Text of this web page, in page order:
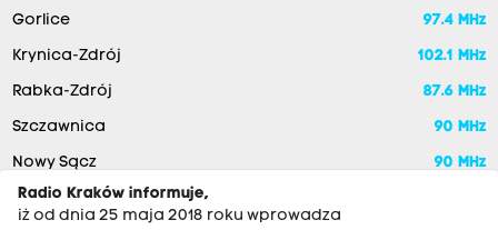
Gorlice 97.4 MHz
Krynica-Zdrój 102.1 MHz
Rabka-Zdrój 87.6 MHz
Szczawnica 90 MHz
Nowy Sącz
90 MHz
Radio Kraków informuje,
iż od dnia 25 maja 2018 roku wprowadza